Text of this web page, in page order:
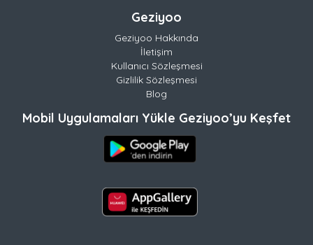
Geziyoo
Geziyoo Hakkında
İletişim
Kullanıcı Sözleşmesi
Gizlilik Sözleşmesi
Blog
Mobil Uygulamaları Yükle Geziyoo’yu Keşfet